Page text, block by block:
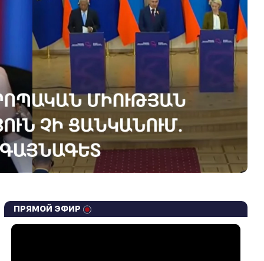
Madrid
ПРЯМОЙ ЭФИР